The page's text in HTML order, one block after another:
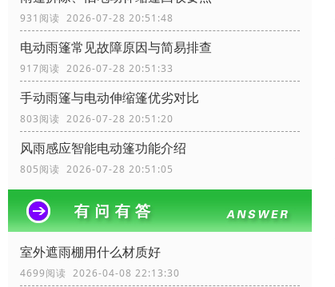
931阅读 2026-07-28 20:51:48
电动雨篷常见故障原因与简易排查
917阅读 2026-07-28 20:51:33
手动雨篷与电动伸缩篷优劣对比
803阅读 2026-07-28 20:51:20
风雨感应智能电动篷功能介绍
805阅读 2026-07-28 20:51:05
室外遮雨棚用什么材质好
4699阅读 2026-04-08 22:13:30